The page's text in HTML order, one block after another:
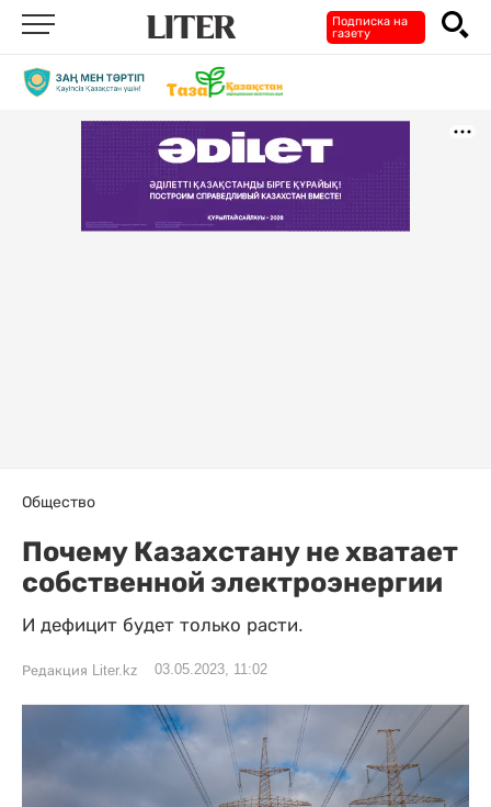
Подписка на
газету
Общество
Почему Казахстану не хватает
собственной электроэнергии
И дефицит будет только расти.
Редакция Liter.kz 03.05.2023, 11:02